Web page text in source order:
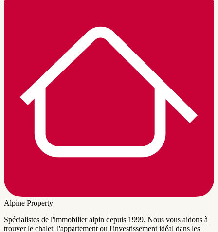
Alpine Property
Spécialistes de l'immobilier alpin depuis 1999. Nous vous aidons à
trouver le chalet, l'appartement ou l'investissement idéal dans les